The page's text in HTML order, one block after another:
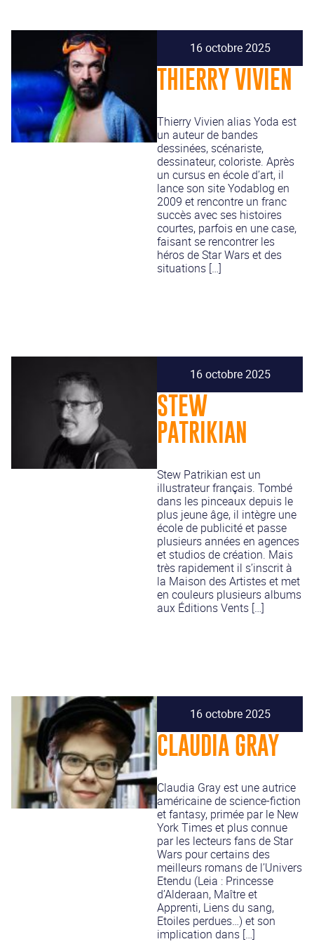
16 octobre 2025
THIERRY VIVIEN
Thierry Vivien alias Yoda est
un auteur de bandes
dessinées, scénariste,
dessinateur, coloriste. Après
un cursus en école d’art, il
lance son site Yodablog en
2009 et rencontre un franc
succès avec ses histoires
courtes, parfois en une case,
faisant se rencontrer les
héros de Star Wars et des
situations […]
16 octobre 2025
STEW
PATRIKIAN
Stew Patrikian est un
illustrateur français. Tombé
dans les pinceaux depuis le
plus jeune âge, il intègre une
école de publicité et passe
plusieurs années en agences
et studios de création. Mais
très rapidement il s’inscrit à
la Maison des Artistes et met
en couleurs plusieurs albums
aux Éditions Vents […]
16 octobre 2025
CLAUDIA GRAY
Claudia Gray est une autrice
américaine de science-fiction
et fantasy, primée par le New
York Times et plus connue
par les lecteurs fans de Star
Wars pour certains des
meilleurs romans de l’Univers
Etendu (Leia : Princesse
d’Alderaan, Maître et
Apprenti, Liens du sang,
Etoiles perdues…) et son
implication dans […]